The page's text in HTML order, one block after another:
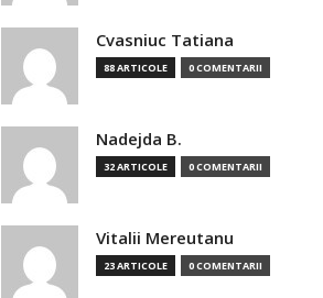
Cvasniuc Tatiana
88 ARTICOLE 0 COMENTARII
Nadejda B.
32 ARTICOLE 0 COMENTARII
Vitalii Mereutanu
23 ARTICOLE 0 COMENTARII